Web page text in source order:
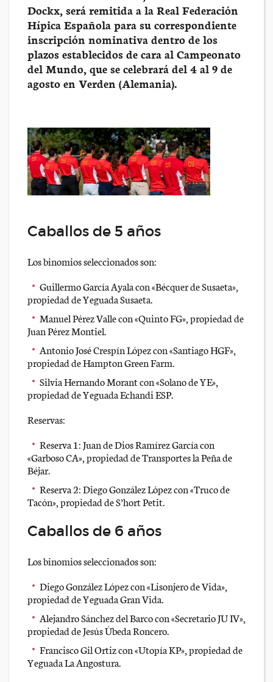
Dockx, será remitida a la Real Federación
Hípica Española para su correspondiente
inscripción nominativa dentro de los
plazos establecidos de cara al Campeonato
del Mundo, que se celebrará del 4 al 9 de
agosto en Verden (Alemania).
Caballos de 5 años
Los binomios seleccionados son:
Guillermo García Ayala con «Bécquer de Susaeta»,
propiedad de Yeguada Susaeta.
Manuel Pérez Valle con «Quinto FG», propiedad de
Juan Pérez Montiel.
Antonio José Crespín López con «Santiago HGF»,
propiedad de Hampton Green Farm.
Silvia Hernando Morant con «Solano de YE»,
propiedad de Yeguada Echandi ESP.
Reservas:
Reserva 1: Juan de Dios Ramírez García con
«Garboso CA», propiedad de Transportes la Peña de
Béjar.
Reserva 2: Diego González López con «Truco de
Tacón», propiedad de S’hort Petit.
Caballos de 6 años
Los binomios seleccionados son:
Diego González López con «Lisonjero de Vida»,
propiedad de Yeguada Gran Vida.
Alejandro Sánchez del Barco con «Secretario JU IV»,
propiedad de Jesús Úbeda Roncero.
Francisco Gil Ortiz con «Utopía KP», propiedad de
Yeguada La Angostura.